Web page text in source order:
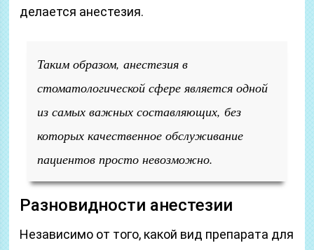
делается анестезия.
Таким образом, анестезия в
стоматологической сфере является одной
из самых важных составляющих, без
которых качественное обслуживание
пациентов просто невозможно.
Разновидности анестезии
Независимо от того, какой вид препарата для